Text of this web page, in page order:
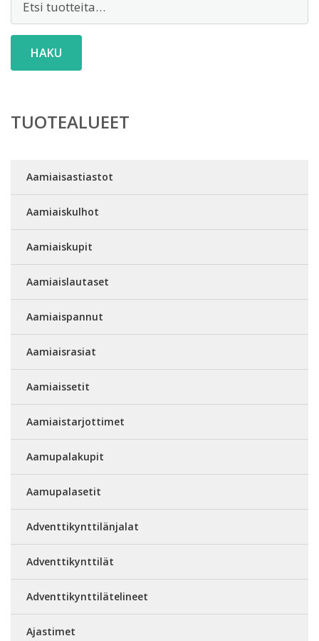
HAKU
TUOTEALUEET
Aamiaisastiastot
Aamiaiskulhot
Aamiaiskupit
Aamiaislautaset
Aamiaispannut
Aamiaisrasiat
Aamiaissetit
Aamiaistarjottimet
Aamupalakupit
Aamupalasetit
Adventtikynttilänjalat
Adventtikynttilät
Adventtikynttilätelineet
Ajastimet